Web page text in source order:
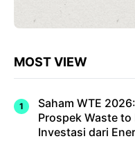
MOST VIEW
Saham WTE
Prospek Waste to
Investasi dari